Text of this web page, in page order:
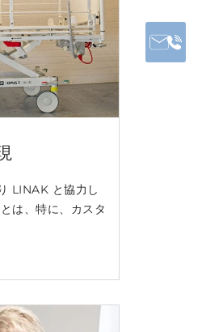
LINAK と協力し
は、特に、カスタ